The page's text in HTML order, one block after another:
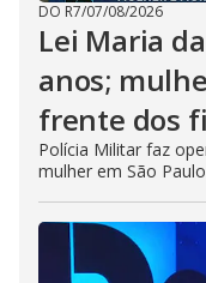
DO R7/07/08/2026
Lei Maria
anos;
frente dos
Polícia Militar faz
mulher em São Paulo